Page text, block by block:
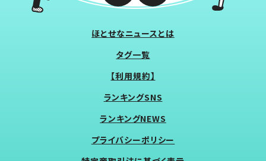
ほとせなニュースとは
タグ一覧
【利用規約】
ランキングSNS
ランキングNEWS
プライバシーポリシー